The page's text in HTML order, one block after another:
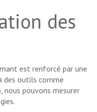
des
est renforcé par une
des outils comme
nous pouvons mesurer